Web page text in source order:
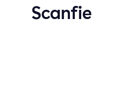
Scanfie